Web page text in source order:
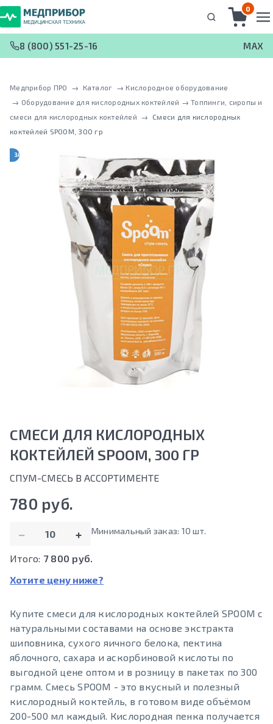
0
8 (800) 551-25-16 MAX
Медприбор ПРО → Каталог → Кислородное оборудование
→ Оборудование для кислородных коктейлей → Топпинги, сиропы и
смеси для кислородных коктейлей →
Cмеси для кислородных
коктейлей SPOOM, 300 гр
ЗАКАЗ ОТ 10000 РУБ.
CМЕСИ ДЛЯ КИСЛОРОДНЫХ
КОКТЕЙЛЕЙ SPOOM, 300 ГР
СПУМ-СМЕСЬ В АССОРТИМЕНТЕ
780 руб.
−
Количество + Минимальный заказ: 10 шт.
Итого: 7 800 руб.
Хотите цену ниже?
Купите смеси для кислородных коктейлей SPOOM с
натуральными составами на основе экстракта
шиповника, сухого яичного белока, пектина
яблочного, сахара и аскорбиновой кислоты по
выгодной цене оптом и в розницу в пакетах по 300
грамм. Смесь SPOOM - это вкусный и полезный
кислородный коктейль, в готовом виде объёмом
200-500 мл каждый. Кислородная пенка получается